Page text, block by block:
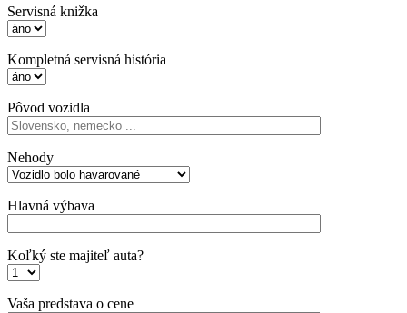
Servisná knižka
Kompletná servisná história
Pôvod vozidla
Nehody
Hlavná výbava
Koľký ste majiteľ auta?
Vaša predstava o cene